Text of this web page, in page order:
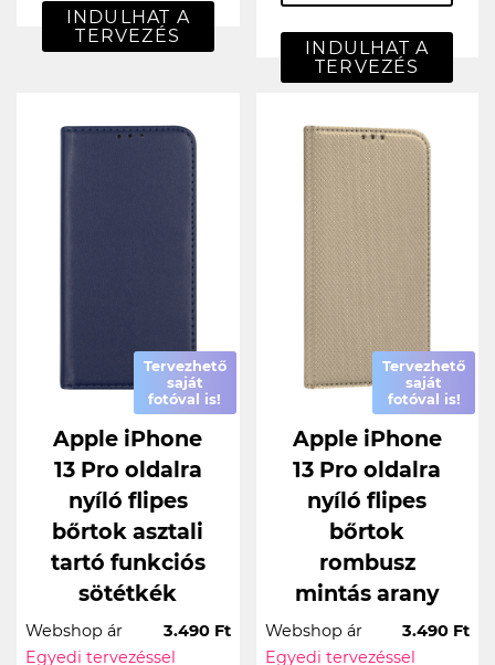
INDULHAT A
TERVEZÉS
INDULHAT A
TERVEZÉS
Tervezhető
saját
fotóval is!
Apple iPhone
13 Pro oldalra
nyíló flipes
bőrtok asztali
tartó funkciós
sötétkék
Webshop ár
3.490 Ft
Egyedi tervezéssel
Tervezhető
saját
fotóval is!
Apple iPhone
13 Pro oldalra
nyíló flipes
bőrtok
rombusz
mintás arany
Webshop ár
3.490 Ft
Egyedi tervezéssel